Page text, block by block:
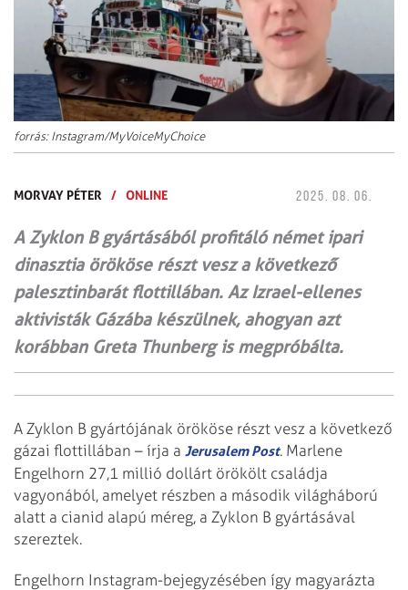
forrás: Instagram/MyVoiceMyChoice
MORVAY PÉTER / ONLINE 2025. 08. 06.
A Zyklon B gyártásából profitáló német ipari
dinasztia örököse részt vesz a következő
palesztinbarát flottillában. Az Izrael-ellenes
aktivisták Gázába készülnek, ahogyan azt
korábban Greta Thunberg is megpróbálta.
A Zyklon B gyártójának örököse részt vesz a következő
gázai flottillában – írja a Jerusalem Post. Marlene
Engelhorn 27,1 millió dollárt örökölt családja
vagyonából, amelyet részben a második világháború
alatt a cianid alapú méreg, a Zyklon B gyártásával
szereztek.
Engelhorn Instagram-bejegyzésében így magyarázta